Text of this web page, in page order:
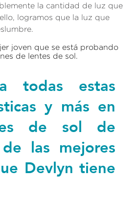
la cantidad de luz que
logramos que la luz que
todas estas
y más en
de sol de
las mejores
Devlyn tiene